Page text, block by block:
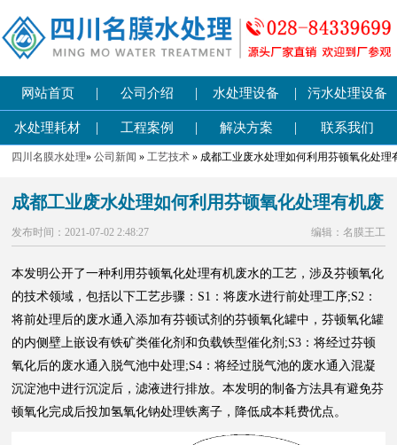
网站首页 | 公司介绍 | 水处理设备 | 污水处理设备
水处理耗材 | 工程案例 | 解决方案 | 联系我们
四川名膜水处理»公司新闻 »工艺技术 » 成都工业废水处理如何利用芬顿氧化处理
成都工业废水处理如何利用芬顿氧化处理有机废
发布时间：2021-07-02 2:48:27 编辑：名膜王工
本发明公开了一种利用芬顿氧化处理有机废水的工艺，涉及芬顿氧化
的技术领域，包括以下工艺步骤：S1：将废水进行前处理工序;S2：
将前处理后的废水通入添加有芬顿试剂的芬顿氧化罐中，芬顿氧化罐
的内侧壁上嵌设有铁矿类催化剂和负载铁型催化剂;S3：将经过芬顿
氧化后的废水通入脱气池中处理;S4：将经过脱气池的废水通入混凝
沉淀池中进行沉淀后，滤液进行排放。本发明的制备方法具有避免芬
顿氧化完成后投加氢氧化钠处理铁离子，降低成本耗费优点。